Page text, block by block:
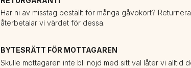
Har ni av misstag beställt för många gåvokort?
återbetalar vi värdet för dessa.
BYTESRÄTT FÖR MOTTAGAREN
Skulle mottagaren inte bli nöjd med sitt val låter vi alltid